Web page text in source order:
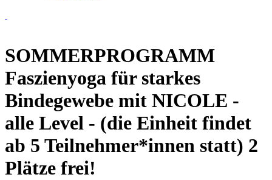
SOMMERPROGRAMM
Faszienyoga für starkes
Bindegewebe mit NICOLE -
alle Level - (die Einheit findet
ab 5 Teilnehmer*innen statt) 2
Plätze frei!